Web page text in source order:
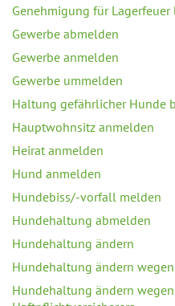
Genehmigung für Lagerfeuer
Gewerbe abmelden
Gewerbe anmelden
Gewerbe ummelden
Haltung gefährlicher Hunde
Hauptwohnsitz anmelden
Heirat anmelden
Hund anmelden
Hundebiss/-vorfall melden
Hundehaltung abmelden
Hundehaltung ändern
Hundehaltung ändern
Hundehaltung ändern wegen